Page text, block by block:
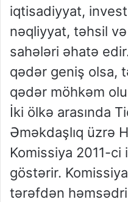
iqtisadiyyat,
nəqliyyat, təhsil
sahələri əhatə
qədər geniş olsa,
qədər möhkəm
İki ölkə arasında
Əməkdaşlıq üzrə
Komissiya 2011-
göstərir.
tərəfdən